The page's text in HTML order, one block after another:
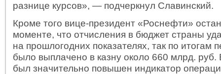
разнице курсов», — подчеркнул Славинский.
Кроме того вице-президент «Роснефти»
моменте, что отчисления в бюджет страны
на прошлогодних показателях, так по итогам
было выплачено в казну около 660 млрд.
был значительно повышен индикатор